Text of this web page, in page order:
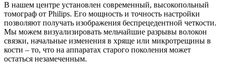
В нашем центре установлен современный, высокопольный
томограф от Philips. Его мощность и точность настройки
позволяют получать изображения беспрецедентной четкости.
Мы можем визуализировать мельчайшие разрывы волокон
связки, начальные изменения в хряще или микротрещины в
кости – то, что на аппаратах старого поколения может
остаться незамеченным.